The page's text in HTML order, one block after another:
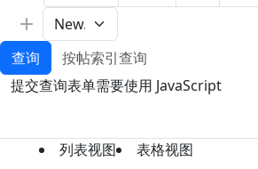
查询
按帖索引查询
提交查询表单需要使用 JavaScript
列表视图 表格视图